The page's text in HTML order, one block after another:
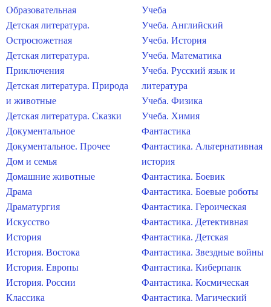
Образовательная
Детская литература.
Остросюжетная
Детская литература.
Приключения
Детская литература. Природа
и животные
Детская литература. Сказки
Документальное
Документальное. Прочее
Дом и семья
Домашние животные
Драма
Драматургия
Искусство
История
История. Востока
История. Европы
История. России
Классика
Учеба
Учеба. Английский
Учеба. История
Учеба. Математика
Учеба. Русский язык и
литература
Учеба. Физика
Учеба. Химия
Фантастика
Фантастика. Альтернативная
история
Фантастика. Боевик
Фантастика. Боевые роботы
Фантастика. Героическая
Фантастика. Детективная
Фантастика. Детская
Фантастика. Звездные войны
Фантастика. Киберпанк
Фантастика. Космическая
Фантастика. Магический